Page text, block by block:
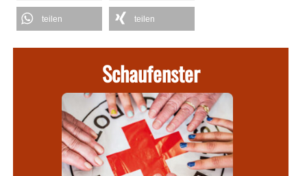
teilen teilen
Schaufenster